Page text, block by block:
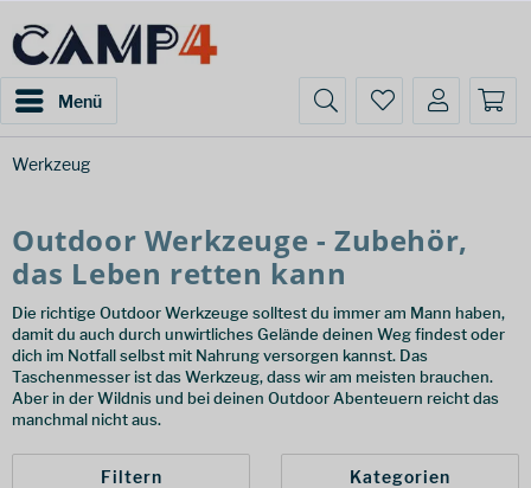
Menü
Werkzeug
Outdoor Werkzeuge - Zubehör,
das Leben retten kann
Die richtige Outdoor Werkzeuge solltest du immer am Mann haben,
damit du auch durch unwirtliches Gelände deinen Weg findest oder
dich im Notfall selbst mit Nahrung versorgen kannst. Das
Taschenmesser ist das Werkzeug, dass wir am meisten brauchen.
Aber in der Wildnis und bei deinen Outdoor Abenteuern reicht das
manchmal nicht aus.
Filtern Kategorien